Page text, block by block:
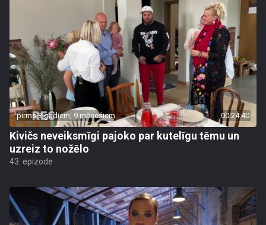
pirms 3 gadiem, 9 mēnešiem 00:24:40
Kivičs neveiksmīgi pajoko par kutelīgu tēmu un
uzreiz to nožēlo
43. epizode